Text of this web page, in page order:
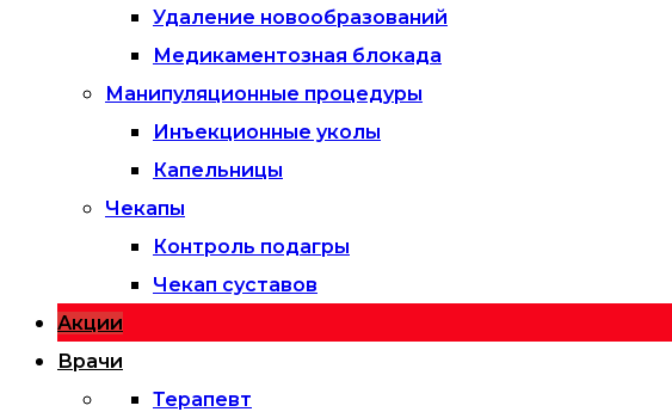
Удаление новообразований
Медикаментозная блокада
Манипуляционные процедуры
Инъекционные уколы
Капельницы
Чекапы
Контроль подагры
Чекап суставов
Акции
Врачи
Терапевт